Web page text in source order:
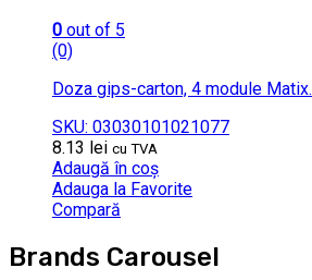
0 out of 5
(0)
Doza gips-carton, 4 module Matix.
SKU: 03030101021077
8.13 lei cu TVA
Adaugă în coș
Adauga la Favorite
Compară
Brands Carousel